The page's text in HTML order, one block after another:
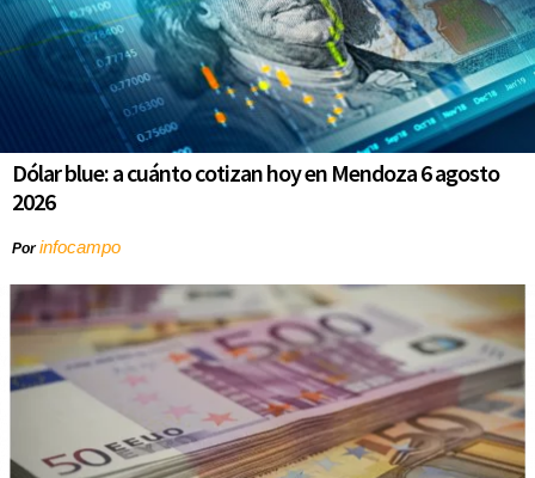
Dólar blue: a cuánto cotizan hoy en Mendoza 6 agosto
2026
Porinfocampo